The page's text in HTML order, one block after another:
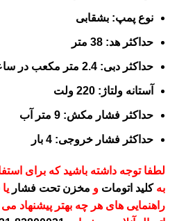
نوع پمپ: بشقابی
حداکثر هد: 38 متر
حداکثر دبی: 2.4 متر مکعب در ساعت
آستانه ولتاژ: 220 ولت
حداکثر فشار مکش: 9 متر آب
حداکثر فشار خروجی: 4 بار
لطفا توجه داشته باشید که برای
بهکلید اتومات و مخزن تحت فشار یا
راهنمایی های هر چه بهتر پیشنهاد